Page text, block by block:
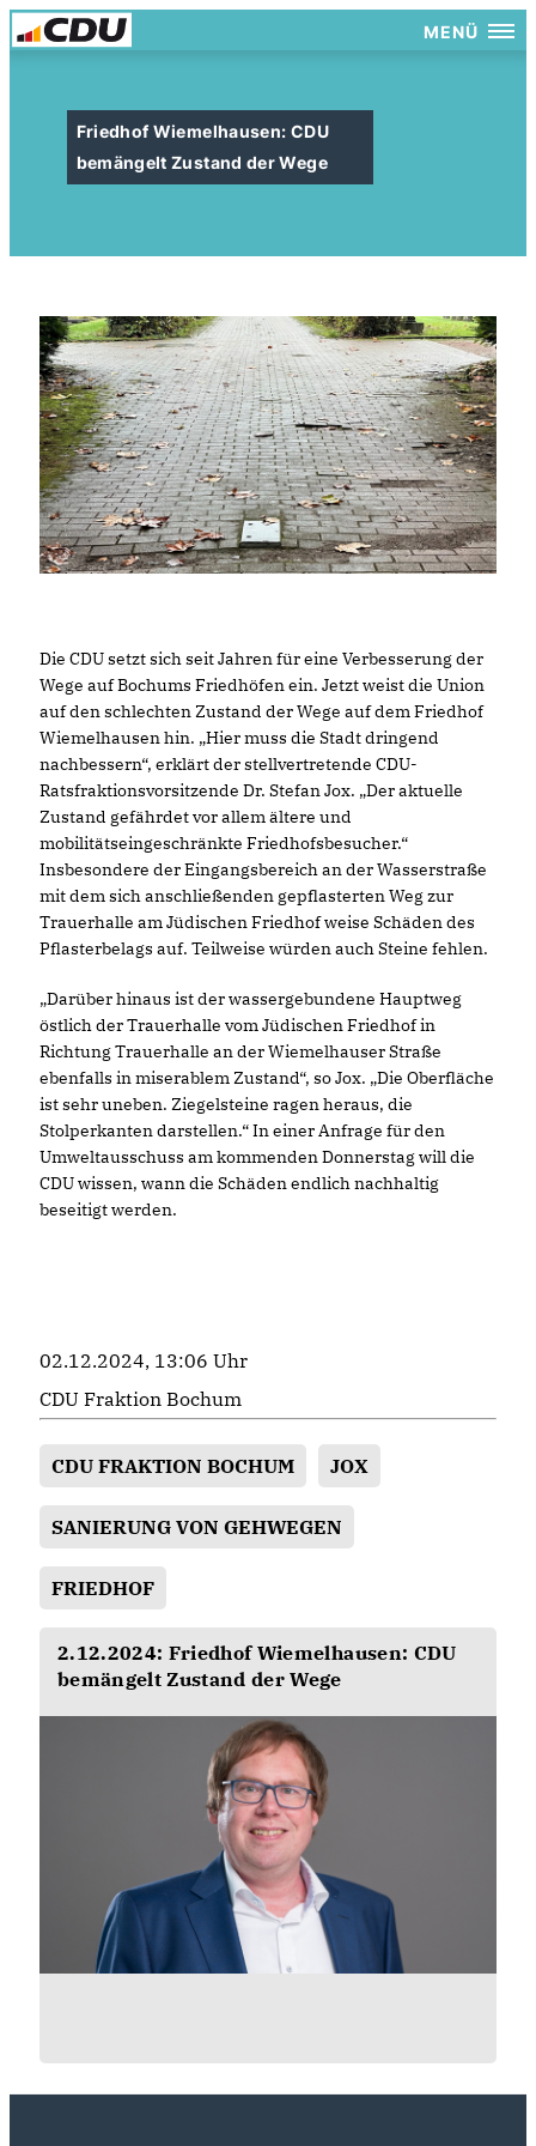
MENÜ
Friedhof Wiemelhausen: CDU
bemängelt Zustand der Wege
Die CDU setzt sich seit Jahren für eine Verbesserung der
Wege auf Bochums Friedhöfen ein. Jetzt weist die Union
auf den schlechten Zustand der Wege auf dem Friedhof
Wiemelhausen hin. „Hier muss die Stadt dringend
nachbessern“, erklärt der stellvertretende CDU-
Ratsfraktionsvorsitzende Dr. Stefan Jox. „Der aktuelle
Zustand gefährdet vor allem ältere und
mobilitätseingeschränkte Friedhofsbesucher.“
Insbesondere der Eingangsbereich an der Wasserstraße
mit dem sich anschließenden gepflasterten Weg zur
Trauerhalle am Jüdischen Friedhof weise Schäden des
Pflasterbelags auf. Teilweise würden auch Steine fehlen.
Darüber hinaus ist der wassergebundene Hauptweg
östlich der Trauerhalle vom Jüdischen Friedhof in
Richtung Trauerhalle an der Wiemelhauser Straße
ebenfalls in miserablem Zustand“, so Jox. „Die Oberfläche
ist sehr uneben. Ziegelsteine ragen heraus, die
Stolperkanten darstellen.“ In einer Anfrage für den
Umweltausschuss am kommenden Donnerstag will die
CDU wissen, wann die Schäden endlich nachhaltig
beseitigt werden.
02.12.2024, 13:06 Uhr
CDU Fraktion Bochum
CDU FRAKTION BOCHUM JOX
SANIERUNG VON GEHWEGEN
FRIEDHOF
2.12.2024: Friedhof Wiemelhausen: CDU
bemängelt Zustand der Wege